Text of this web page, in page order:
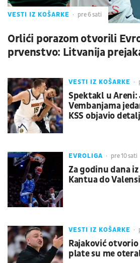
VESTI IZ KOŠARKE pre 6 sati
Orlići porazom otvorili
prvenstvo: Litvanija
VESTI IZ KOŠARKE
Spektakl u Areni:
Vembanjama
KSS objavio
EVROLIGA pre 10 sati
Za godinu dana
Kantua do
VESTI IZ KOŠARKE
Rajaković
plate su me